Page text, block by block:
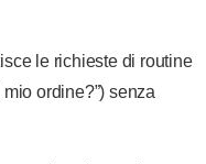
le richieste di routine
ordine?”) senza